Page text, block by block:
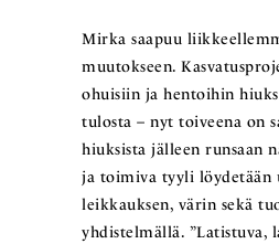
Mirka saapuu
muutokseen.
ohuisiin ja hentoihin
tulosta – nyt toiveena on
hiuksista jälleen runsaan
ja toimiva tyyli löydetään
leikkauksen, värin sekä
yhdistelmällä. ”Latistuva,